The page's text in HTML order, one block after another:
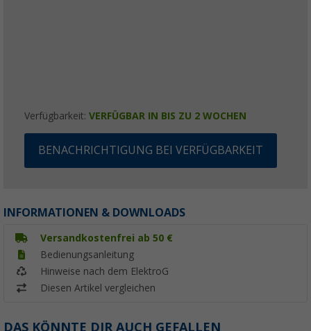
Verfügbarkeit: VERFÜGBAR IN BIS ZU 2 WOCHEN
BENACHRICHTIGUNG BEI VERFÜGBARKEIT
INFORMATIONEN & DOWNLOADS
Versandkostenfrei ab 50 €
Bedienungsanleitung
Hinweise nach dem ElektroG
Diesen Artikel vergleichen
DAS KÖNNTE DIR AUCH GEFALLEN